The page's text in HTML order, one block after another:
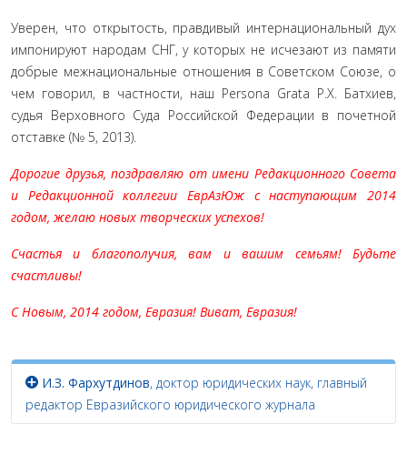
Уверен, что открытость, правдивый интернациональный дух
импонируют народам СНГ, у которых не исчеза­ют из памяти
добрые межнациональные отношения в Советском Союзе, о
чем говорил, в частности, наш Persona Grata Р.Х. Батхиев,
судья Верховного Суда Российской Федерации в почетной
отставке (№ 5, 2013).
Дорогие друзья, поздравляю от имени Редакционного Совета
и Редакционной коллегии ЕврАзЮж с наступающим 2014
годом, желаю новых творческих успехов!
Счастья и благополучия, вам и вашим семьям! Будьте
счастливы!
С Новым, 2014 годом, Евразия! Виват, Евразия!
И.З. Фархутдинов, доктор юридических наук, главный
редактор Евразийского юридического журнала